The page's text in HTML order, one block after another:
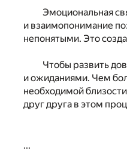
Эмоциональная
и взаимопонимание
непонятыми. Это
Чтобы развить
и ожиданиями. Чем
необходимой
друг друга в этом
...